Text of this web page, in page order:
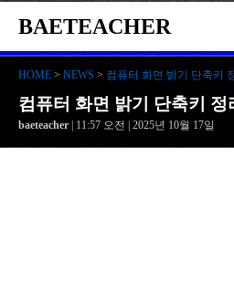
BAETEACHER
HOME > NEWS > 컴퓨터 화면 밝기 단축키
컴퓨터 화면 밝기 단축키 정
baeteacher | 11:57 오전 | 2025년 10월 17일